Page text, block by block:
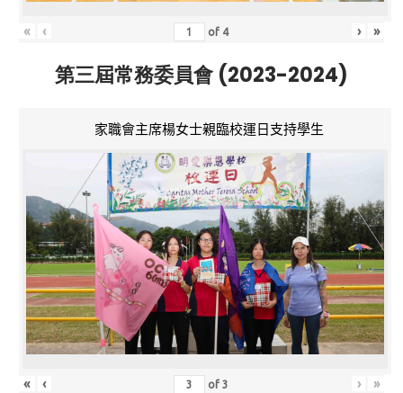
« ‹ of 4 › »
第三屆常務委員會 (2023-2024)
家職會主席楊女士親臨校運日支持學生
« ‹ of3 › »